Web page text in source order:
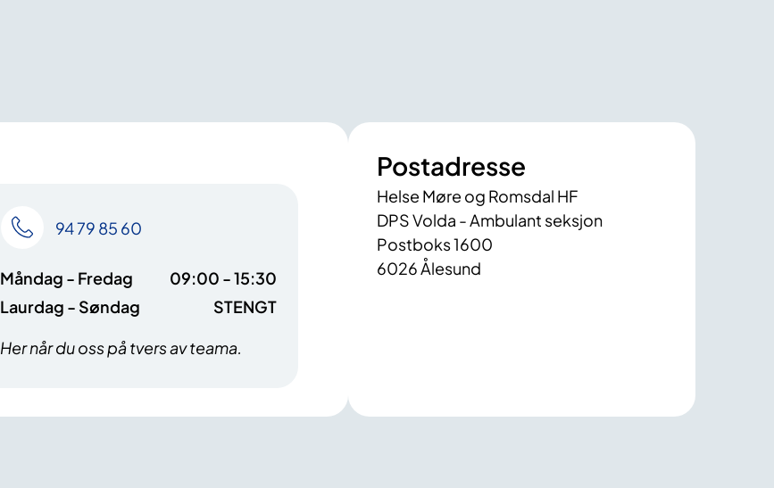
94 79 85 60
Måndag - Fredag
09:00 - 15:30
Laurdag - Søndag
STENGT
Her når du oss på tvers av teama.
Postadresse
Helse Møre og Romsdal HF
DPS Volda - Ambulant seksjon
Postboks 1600
6026 Ålesund